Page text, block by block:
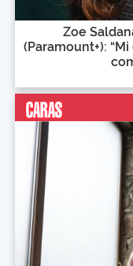
Zoe
(Paramount+):